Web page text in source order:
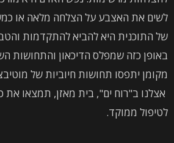
לשים את האצבע על הצלחה מלאה או
של התוכנית היא להביא להתקדמות
באופן כזה שמפלס הדיכאון והתחושות
מקומן יתפסו תחושות חיוביות של
אצלנו ב"רוח ים", בית מאזן, תמצאו את
לטיפול ממוקד.